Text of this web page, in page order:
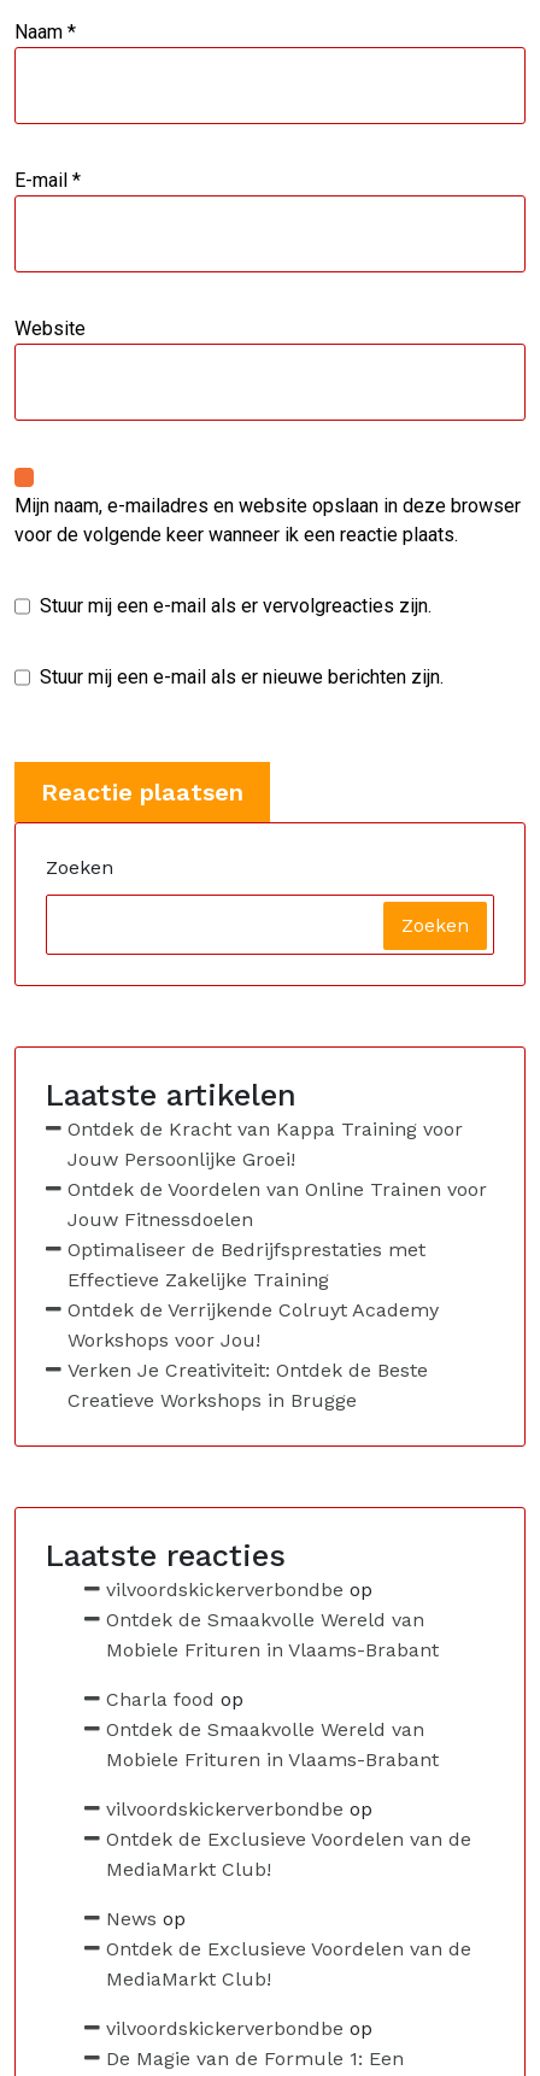
Naam *
E-mail *
Website
Mijn naam, e-mailadres en website opslaan in deze browser
voor de volgende keer wanneer ik een reactie plaats.
Stuur mij een e-mail als er vervolgreacties zijn.
Stuur mij een e-mail als er nieuwe berichten zijn.
Zoeken
Zoeken
Laatste artikelen
Ontdek de Kracht van Kappa Training voor
Jouw Persoonlijke Groei!
Ontdek de Voordelen van Online Trainen voor
Jouw Fitnessdoelen
Optimaliseer de Bedrijfsprestaties met
Effectieve Zakelijke Training
Ontdek de Verrijkende Colruyt Academy
Workshops voor Jou!
Verken Je Creativiteit: Ontdek de Beste
Creatieve Workshops in Brugge
Laatste reacties
vilvoordskickerverbondbe op
Ontdek de Smaakvolle Wereld van
Mobiele Frituren in Vlaams-Brabant
Charla food op
Ontdek de Smaakvolle Wereld van
Mobiele Frituren in Vlaams-Brabant
vilvoordskickerverbondbe op
Ontdek de Exclusieve Voordelen van de
MediaMarkt Club!
News op
Ontdek de Exclusieve Voordelen van de
MediaMarkt Club!
vilvoordskickerverbondbe op
De Magie van de Formule 1: Een